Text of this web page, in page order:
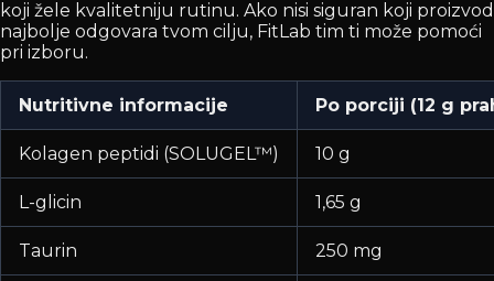
koji žele kvalitetniju rutinu. Ako nisi siguran koji proizvod
najbolje odgovara tvom cilju, FitLab tim ti može pomoći
pri izboru.
Nutritivne informacije Po porciji (12 g
Kolagen peptidi (SOLUGEL™) 10 g
L-glicin 1,65 g
Taurin 250 mg